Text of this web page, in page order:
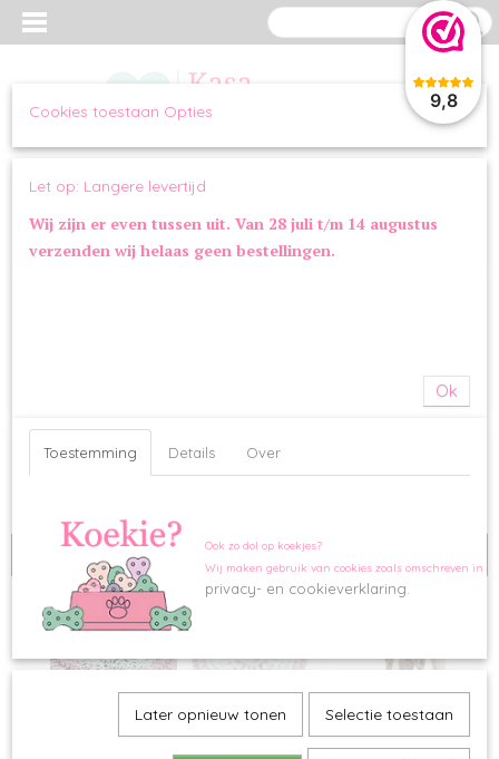
9,8
Inloggen
Home>OVERIG>SPEELGOED>Trixie Junior Snuffelmat
Tijdelijk uitverkocht
Cookies toestaan Opties
Let op: Langere levertijd
Wij zijn er even tussen uit. Van 28 juli t/m 14 augustus
verzenden wij helaas geen bestellingen.
Ok
Toestemming Details Over
Ook zo dol op koekjes?
Wij maken gebruik van cookies zoals omschreven in
privacy- en cookieverklaring.
Later opnieuw tonen Selectie toestaan